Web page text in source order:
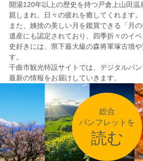
開湯120年以上の歴史を持つ戸倉上山田温
親しまれ、日々の疲れを癒してくれます。
また、姨捨の美しい月を鑑賞できる「月
遺産にも認定されており、四季折々のイ
史好きには、県下最大級の森将軍塚古墳
す。
千曲市観光特設サイトでは、デジタルパン
最新の情報をお届けしていきます。
総合
パンフレットを
読む